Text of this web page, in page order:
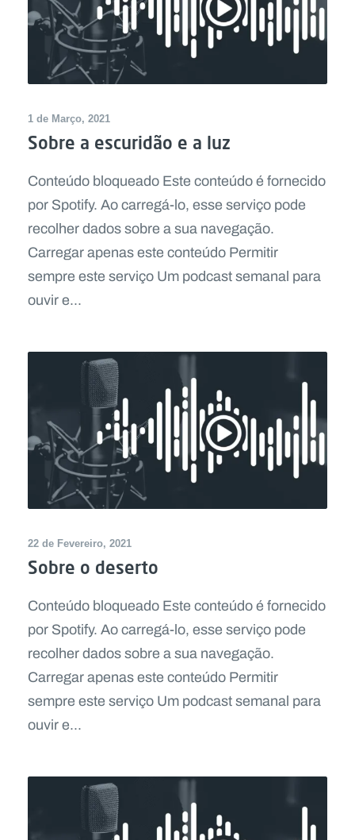
1 de Março, 2021
Sobre a escuridão e a luz
Conteúdo bloqueado Este conteúdo é fornecido
por Spotify. Ao carregá-lo, esse serviço pode
recolher dados sobre a sua navegação.
Carregar apenas este conteúdo Permitir
sempre este serviço Um podcast semanal para
ouvir e...
22 de Fevereiro, 2021
Sobre o deserto
Conteúdo bloqueado Este conteúdo é fornecido
por Spotify. Ao carregá-lo, esse serviço pode
recolher dados sobre a sua navegação.
Carregar apenas este conteúdo Permitir
sempre este serviço Um podcast semanal para
ouvir e...